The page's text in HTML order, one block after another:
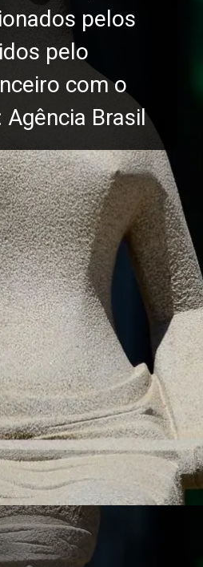
pelos
pelo
com o
Agência Brasil